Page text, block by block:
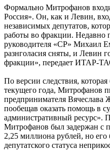
Формально Митрофанов
Россия». Он, как и Левин,
независимых депутатов,
работы во фракции. Недавно
руководителя «СР» Михаил
разнголасия сняты, и Левин
фракции», передает ИТАР-
По версии следствия,
текущего года, Митрофанов
предпринимателя Вячеслава
пообещав оказать помощь в
административный ресурс».
Митрофанов был задержан с
2,25 миллиона рублей, но его
депутатского статуса